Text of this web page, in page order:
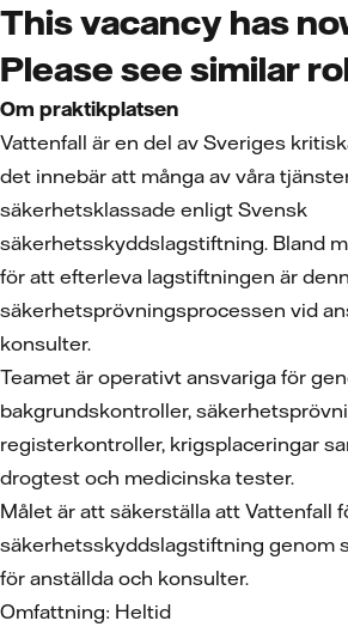
This vacancy has
Please see similar
Om praktikplatsen
Vattenfall är en del av Sveriges
det innebär att många av våra
säkerhetsklassade enligt Svensk
säkerhetsskyddslagstiftning. Bland
för att efterleva lagstiftningen är
säkerhetsprövningsprocessen vid
konsulter.
Teamet är operativt ansvariga för
bakgrundskontroller,
registerkontroller, krigsplaceringar
drogtest och medicinska tester.
Målet är att säkerställa att Vattenfall
säkerhetsskyddslagstiftning genom
för anställda och konsulter.
Omfattning: Heltid